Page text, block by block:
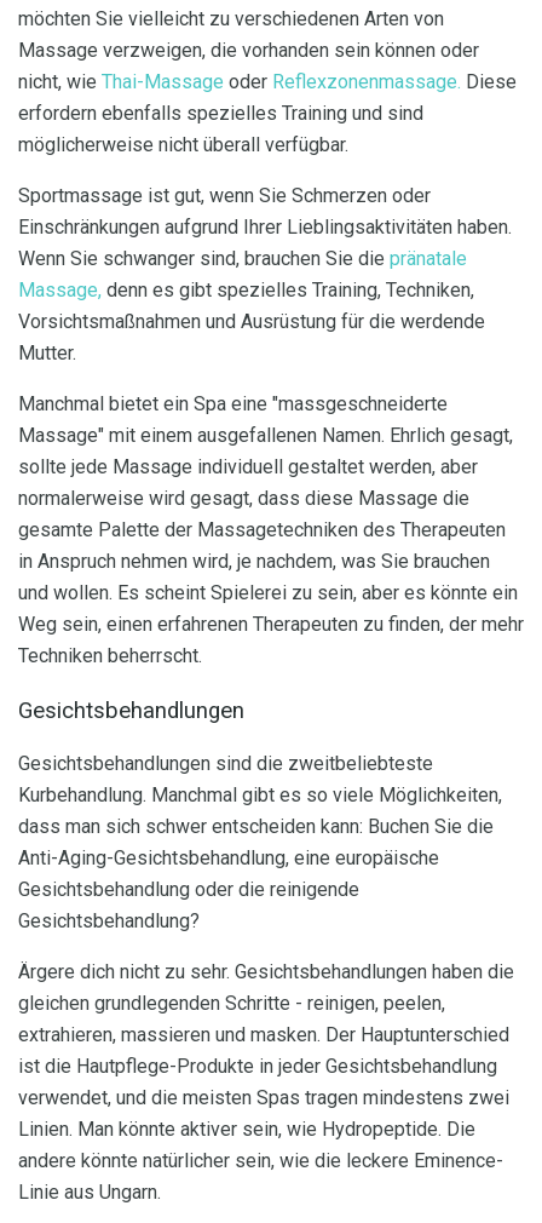
möchten Sie vielleicht zu verschiedenen Arten von
Massage verzweigen, die vorhanden sein können oder
nicht, wie Thai-Massage oder Reflexzonenmassage. Diese
erfordern ebenfalls spezielles Training und sind
möglicherweise nicht überall verfügbar.
Sportmassage ist gut, wenn Sie Schmerzen oder
Einschränkungen aufgrund Ihrer Lieblingsaktivitäten haben.
Wenn Sie schwanger sind, brauchen Sie die pränatale
Massage, denn es gibt spezielles Training, Techniken,
Vorsichtsmaßnahmen und Ausrüstung für die werdende
Mutter.
Manchmal bietet ein Spa eine "massgeschneiderte
Massage" mit einem ausgefallenen Namen. Ehrlich gesagt,
sollte jede Massage individuell gestaltet werden, aber
normalerweise wird gesagt, dass diese Massage die
gesamte Palette der Massagetechniken des Therapeuten
in Anspruch nehmen wird, je nachdem, was Sie brauchen
und wollen. Es scheint Spielerei zu sein, aber es könnte ein
Weg sein, einen erfahrenen Therapeuten zu finden, der mehr
Techniken beherrscht.
Gesichtsbehandlungen
Gesichtsbehandlungen sind die zweitbeliebteste
Kurbehandlung. Manchmal gibt es so viele Möglichkeiten,
dass man sich schwer entscheiden kann: Buchen Sie die
Anti-Aging-Gesichtsbehandlung, eine europäische
Gesichtsbehandlung oder die reinigende
Gesichtsbehandlung?
Ärgere dich nicht zu sehr. Gesichtsbehandlungen haben die
gleichen grundlegenden Schritte - reinigen, peelen,
extrahieren, massieren und masken. Der Hauptunterschied
ist die Hautpflege-Produkte in jeder Gesichtsbehandlung
verwendet, und die meisten Spas tragen mindestens zwei
Linien. Man könnte aktiver sein, wie Hydropeptide. Die
andere könnte natürlicher sein, wie die leckere Eminence-
Linie aus Ungarn.